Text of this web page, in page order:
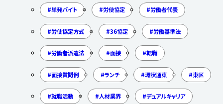
単発バイト 労使協定 労働者代表
労使協定方式 36協定 労働基準法
労働者派遣法 面接 転職
面接質問例 ランチ 環状通東 東区
就職活動 人材業界 デュアルキャリア